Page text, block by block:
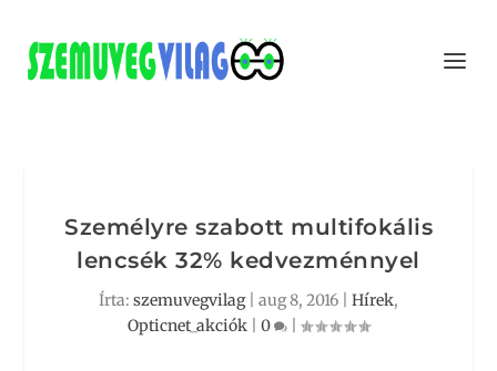
Személyre szabott multifokális
lencsék 32% kedvezménnyel
Írta: szemuvegvilag| aug 8, 2016 Hírek,
Opticnet_akciók
0